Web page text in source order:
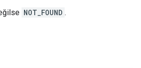
NOT_FOUND .